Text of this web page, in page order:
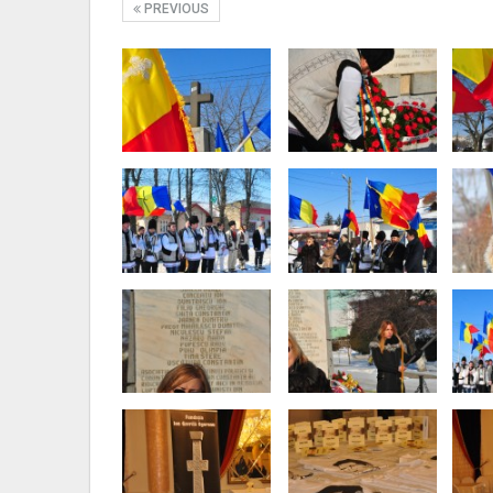
PREVIOUS